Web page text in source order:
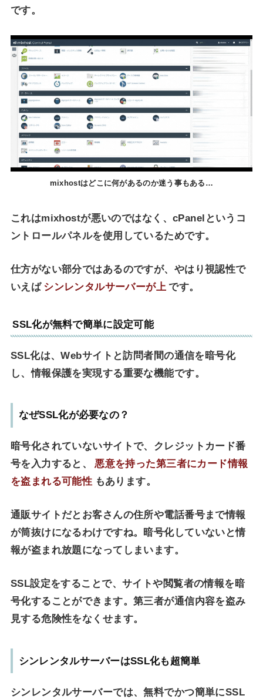
です。
mixhostはどこに何があるのか迷う事もある…
これはmixhostが悪いのではなく、cPanelというコ
ントロールパネルを使用しているためです。
仕方がない部分ではあるのですが、やはり視認性で
いえば シンレンタルサーバーが上 です。
SSL化が無料で簡単に設定可能
SSL化は、Webサイトと訪問者間の通信を暗号化
し、情報保護を実現する重要な機能です。
なぜSSL化が必要なの？
暗号化されていないサイトで、クレジットカード番
号を入力すると、
悪意を持った第三者にカード情報
を盗まれる可能性 もあります。
通販サイトだとお客さんの住所や電話番号まで情報
が筒抜けになるわけですね。暗号化していないと情
報が盗まれ放題になってしまいます。
SSL設定をすることで、サイトや閲覧者の情報を暗
号化することができます。第三者が通信内容を盗み
見する危険性をなくせます。
シンレンタルサーバーはSSL化も超簡単
シンレンタルサーバーでは、無料でかつ簡単にSSL